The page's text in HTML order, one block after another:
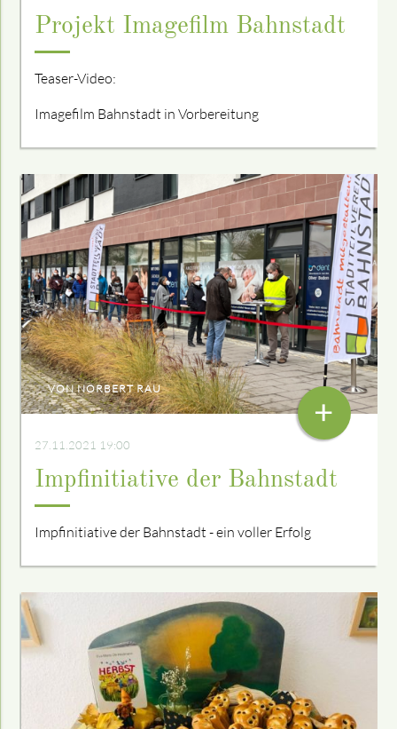
Projekt Imagefilm Bahnstadt
Teaser-Video:
Imagefilm Bahnstadt in Vorbereitung
VON NORBERT RAU
27.11.2021 19:00
Impfinitiative der Bahnstadt
Impfinitiative der Bahnstadt - ein voller Erfolg
+